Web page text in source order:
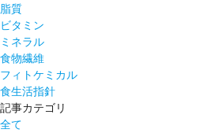
脂質
ビタミン
ミネラル
食物繊維
フィトケミカル
食生活指針
記事カテゴリ
全て